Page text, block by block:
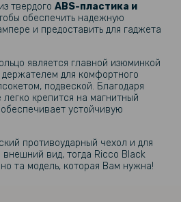
грн
грн
грн
на заднюю камеру Tempered Glass
твердого ABS-пластика и
обеспечить надежную
и предоставить для гаджета
является главной изюминкой
для комфортного
подвеской. Благодаря
крепится на магнитный
устойчивую
противоударный чехол и для
вид, тогда Ricco Black
та модель, которая Вам нужна!